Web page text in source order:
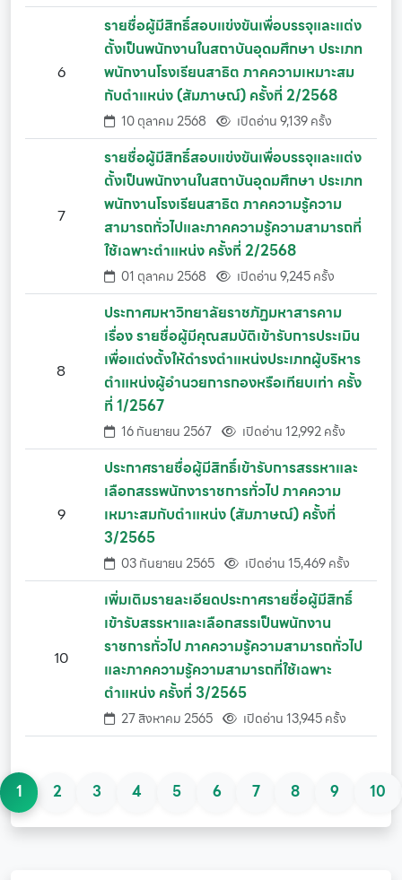
6
รายชื่อผู้มีสิทธิ์สอบแข่งขันเพื่อบรรจุและแต่ง
ตั้งเป็นพนักงานในสถาบันอุดมศึกษา ประเภท
พนักงานโรงเรียนสาธิต ภาคความเหมาะสม
กับตำแหน่ง (สัมภาษณ์) ครั้งที่ 2/2568
10 ตุลาคม 2568 เปิดอ่าน 9,139 ครั้ง
7
รายชื่อผู้มีสิทธิ์สอบแข่งขันเพื่อบรรจุและแต่ง
ตั้งเป็นพนักงานในสถาบันอุดมศึกษา ประเภท
พนักงานโรงเรียนสาธิต ภาคความรู้ความ
สามารถทั่วไปและภาคความรู้ความสามารถที่
ใช้เฉพาะตำแหน่ง ครั้งที่ 2/2568
01 ตุลาคม 2568 เปิดอ่าน 9,245 ครั้ง
8
ประกาศมหาวิทยาลัยราชภัฏมหาสารคาม
เรื่อง รายชื่อผู้มีคุณสมบัติเข้ารับการประเมิน
เพื่อแต่งตั้งให้ดำรงตำแหน่งประเภทผู้บริหาร
ตำแหน่งผู้อำนวยการกองหรือเทียบเท่า ครั้ง
ที่ 1/2567
16 กันยายน 2567 เปิดอ่าน 12,992 ครั้ง
9
ประกาศรายชื่อผู้มีสิทธิ์เข้ารับการสรรหาและ
เลือกสรรพนักงาราชการทั่วไป ภาคความ
เหมาะสมกับตำแหน่ง (สัมภาษณ์) ครั้งที่
3/2565
03 กันยายน 2565 เปิดอ่าน 15,469 ครั้ง
10
เพิ่มเติมรายละเอียดประกาศรายชื่อผู้มีสิทธิ์
เข้ารับสรรหาและเลือกสรรเป็นพนักงาน
ราชการทั่วไป ภาคความรู้ความสามารถทั่วไป
และภาคความรู้ความสามารถที่ใช้เฉพาะ
ตำแหน่ง ครั้งที่ 3/2565
27 สิงหาคม 2565 เปิดอ่าน 13,945 ครั้ง
1 2 3 4 5 6 7 8 9 10